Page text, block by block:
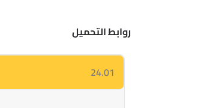
روابط التحميل
24.01